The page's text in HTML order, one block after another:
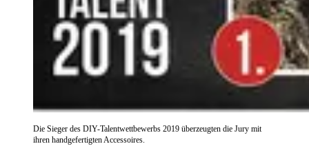
Die Sieger des DIY-Talentwettbewerbs 2019 überzeugten die Jury mit
ihren handgefertigten Accessoires.